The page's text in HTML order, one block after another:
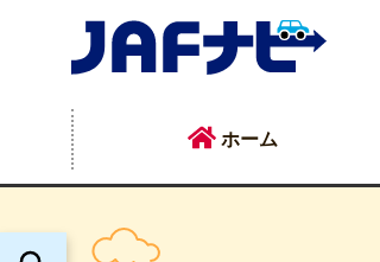
ホーム